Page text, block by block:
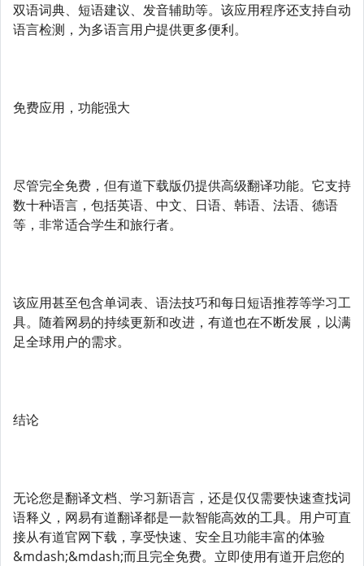
双语词典、短语建议、发音辅助等。该应用程序还支持自动
语言检测，为多语言用户提供更多便利。
免费应用，功能强大
尽管完全免费，但有道下载版仍提供高级翻译功能。它支持
数十种语言，包括英语、中文、日语、韩语、法语、德语
等，非常适合学生和旅行者。
该应用甚至包含单词表、语法技巧和每日短语推荐等学习工
具。随着网易的持续更新和改进，有道也在不断发展，以满
足全球用户的需求。
结论
无论您是翻译文档、学习新语言，还是仅仅需要快速查找词
语释义，网易有道翻译都是一款智能高效的工具。用户可直
接从有道官网下载，享受快速、安全且功能丰富的体验
&mdash;&mdash;而且完全免费。立即使用有道开启您的